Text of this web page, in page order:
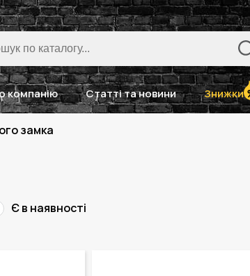
компанію Статті та новини Знижки
замка
Є в наявності